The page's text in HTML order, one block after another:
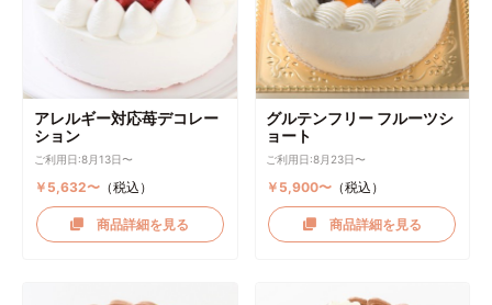
アレルギー対応苺デコレー
ション
ご利用日:8月13日〜
￥5,632〜（税込）
商品詳細を見る
グルテンフリー フルーツシ
ョート
ご利用日:8月23日〜
￥5,900〜 （税込）
商品詳細を見る